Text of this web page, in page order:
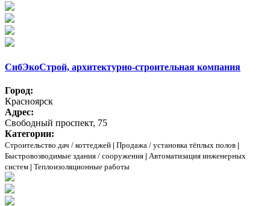
СибЭкоСтрой, архитектурно-строительная компания
Город:
Красноярск
Адрес:
Свободный проспект, 75
Категории:
Строительство дач / коттеджей | Продажа / установка тёплых полов |
Быстровозводимые здания / сооружения | Автоматизация инженерных
систем | Теплоизоляционные работы